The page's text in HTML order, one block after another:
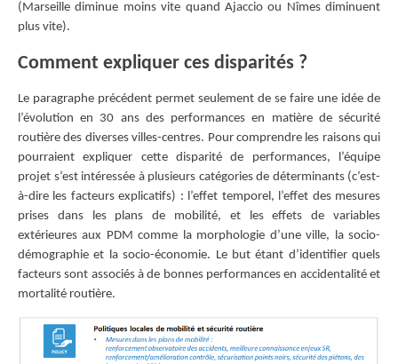
(Marseille diminue moins vite quand Ajaccio ou Nîmes diminuent
plus vite).
Comment expliquer ces disparités ?
Le paragraphe précédent permet seulement de se faire une idée de
l’évolution en 30 ans des performances en matière de sécurité
routière des diverses villes-centres. Pour comprendre les raisons qui
pourraient expliquer cette disparité de performances, l’équipe
projet s’est intéressée à plusieurs catégories de déterminants (c’est-
à-dire les facteurs explicatifs) : l’effet temporel, l’effet des mesures
prises dans les plans de mobilité, et les effets de variables
extérieures aux PDM comme la morphologie d’une ville, la socio-
démographie et la socio-économie. Le but étant d’identifier quels
facteurs sont associés à de bonnes performances en accidentalité et
mortalité routière.